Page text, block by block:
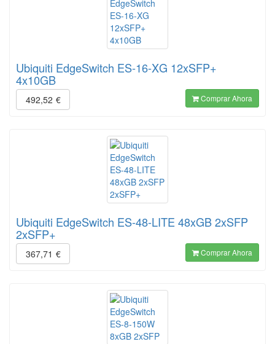
Ubiquiti EdgeSwitch ES-16-XG 12xSFP+
4x10GB
492,52 € Comprar Ahora
Ubiquiti EdgeSwitch ES-48-LITE 48xGB 2xSFP
2xSFP+
367,71 € Comprar Ahora